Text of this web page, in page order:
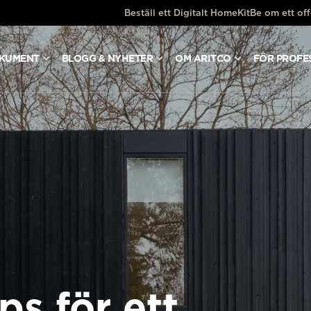
Beställ ett Digitalt HomeKitBe om ett
BLOGG & NYHETER OM ARITCO FÖR